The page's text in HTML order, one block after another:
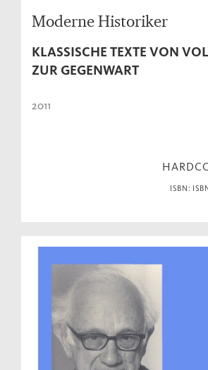
Moderne Historiker
KLASSISCHE TEXTE VON
ZUR GEGENWART
2011
ISBN: